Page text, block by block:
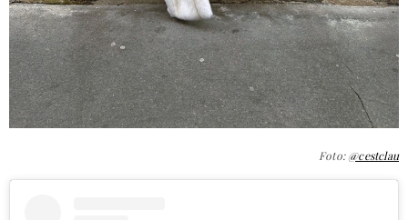
Foto:@cestclau